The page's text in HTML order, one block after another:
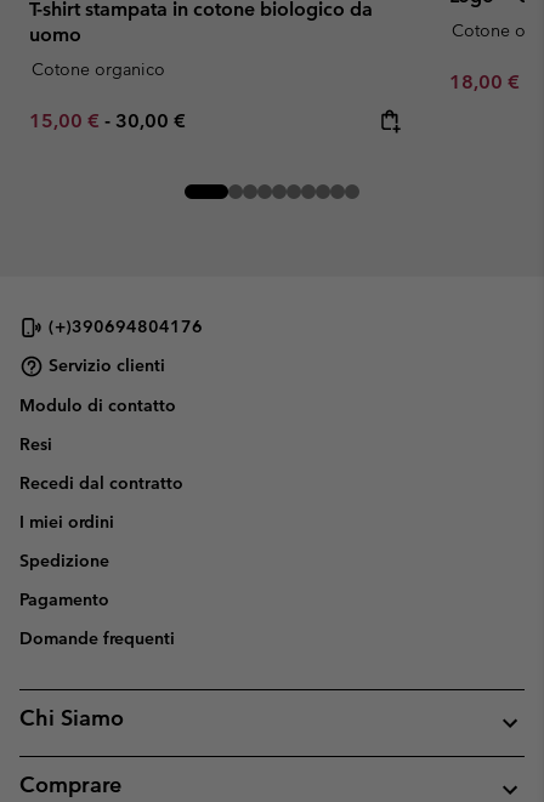
T-shirt stampata in cotone biologico da
uomo
Cotone organico
Minimum sale price:
15,00 € - Maximum price:
30,00 €
Cotone
Minimum
18,00 €
(+)390694804176
Servizio clienti
Modulo di contatto
Resi
Recedi dal contratto
I miei ordini
Spedizione
Pagamento
Domande frequenti
Chi Siamo
Comprare